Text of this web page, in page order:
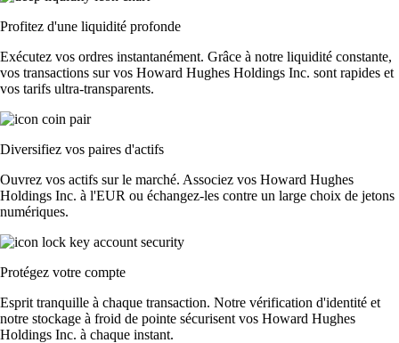
Profitez d'une liquidité profonde
Exécutez vos ordres instantanément. Grâce à notre liquidité constante,
vos transactions sur vos Howard Hughes Holdings Inc. sont rapides et
vos tarifs ultra-transparents.
Diversifiez vos paires d'actifs
Ouvrez vos actifs sur le marché. Associez vos Howard Hughes
Holdings Inc. à l'EUR ou échangez-les contre un large choix de jetons
numériques.
Protégez votre compte
Esprit tranquille à chaque transaction. Notre vérification d'identité et
notre stockage à froid de pointe sécurisent vos Howard Hughes
Holdings Inc. à chaque instant.